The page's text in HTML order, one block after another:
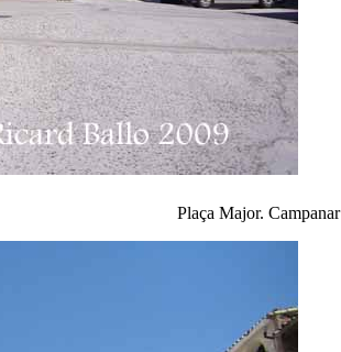
Plaça Major. Campanar